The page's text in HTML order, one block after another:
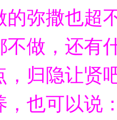
的弥撒也超
不做，还有
，归隐让贤
，也可以说